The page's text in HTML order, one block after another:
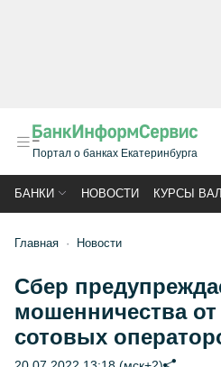
Портал о банках Екатеринбурга
БАНКИ НОВОСТИ КУРСЫ
Главная Новости
Сбер
мошенничества
сотовых